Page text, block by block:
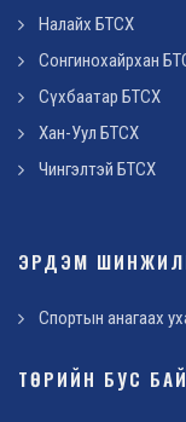
Налайх БТСХ
Сонгинохайрхан
Сүхбаатар БТСХ
Хан-Уул БТСХ
Чингэлтэй БТСХ
ЭРДЭМ
Спортын анагаах
ТӨРИЙН БУС